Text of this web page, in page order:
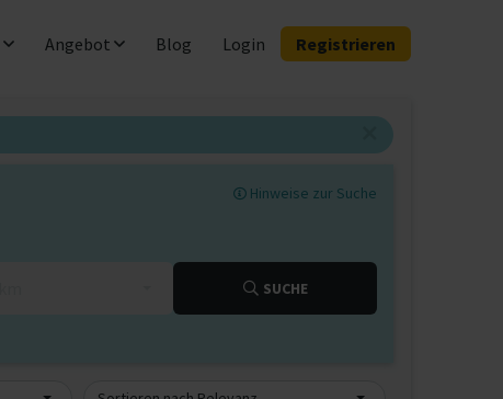
Angebot Blog Login Registrieren
Hinweise zur Suche
SUCHE